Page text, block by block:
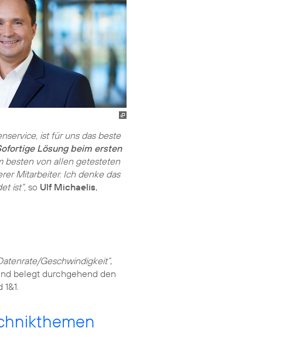
ist für uns das beste
Lösung beim ersten
besten von allen getesteten
Mitarbeiter. Ich denke das
ist“, so Ulf Michaelis,
Geschwindigkeit“,
belegt durchgehend den